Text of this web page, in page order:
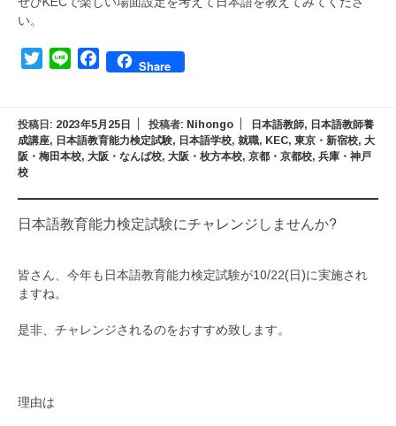
い。
TwitterLine FacebookShare
投稿日: 2023年5月25日 投稿者: Nihongo 日本語教師, 日本語教師養
成講座, 日本語教育能力検定試験, 日本語学校, 就職, KEC, 東京・新宿校, 大
阪・梅田本校, 大阪・なんば校, 大阪・枚方本校, 京都・京都校, 兵庫・神戸
校
日本語教育能力検定試験にチャレンジしませんか?
皆さん、今年も日本語教育能力検定試験が10/22(日)に実施され
ますね。
是非、チャレンジされるのをおすすめ致します。
理由は